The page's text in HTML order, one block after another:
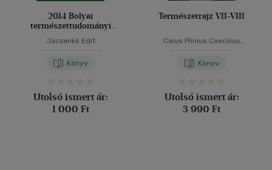
2014 Bolyai
természettudományi
Jaczenkó Edit
Könyv
Utolsó ismert ár:
1 000 Ft
Természetrajz VII-VIII
Caius Plinius Caecilius
Könyv
Utolsó ismert ár:
3 990 Ft